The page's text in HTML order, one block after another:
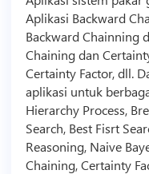
Aplikasi Backward
Backward Chainning
Chaining dan
Certainty Factor, dll.
aplikasi untuk
Hierarchy Process,
Search, Best Fisrt
Reasoning, Naive
Chaining, Certainty